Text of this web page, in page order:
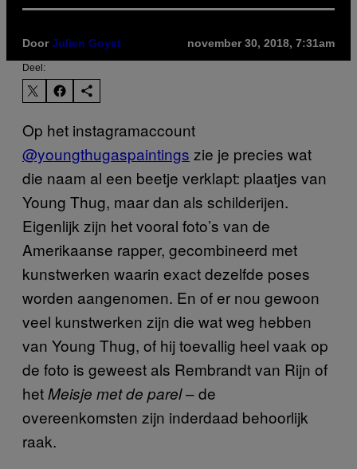
DoorJulien Goyet november 30, 2018, 7:31am
Deel:
Op het instagramaccount
@youngthugaspaintings zie je precies wat
die naam al een beetje verklapt: plaatjes van
Young Thug, maar dan als schilderijen.
Eigenlijk zijn het vooral foto’s van de
Amerikaanse rapper, gecombineerd met
kunstwerken waarin exact dezelfde poses
worden aangenomen. En of er nou gewoon
veel kunstwerken zijn die wat weg hebben
van Young Thug, of hij toevallig heel vaak op
de foto is geweest als Rembrandt van Rijn of
hetMeisje met de parel– de
overeenkomsten zijn inderdaad behoorlijk
raak.